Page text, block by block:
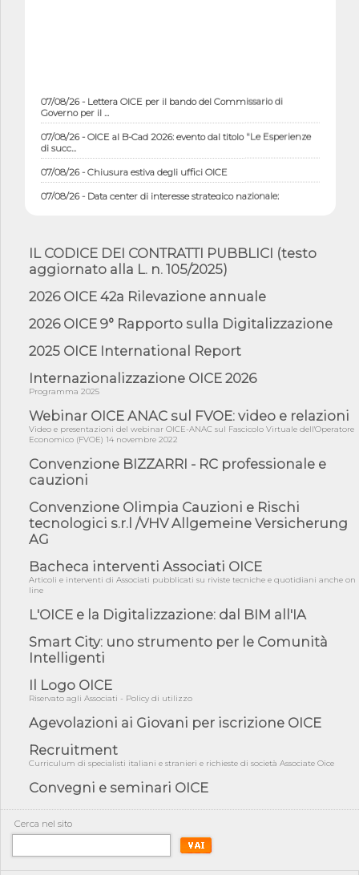
07/08/26 - Lettera OICE per il bando del Commissario di
Governo per il ...
07/08/26 - OICE al B-Cad 2026: evento dal titolo "Le Esperienze
di succ...
07/08/26 - Chiusura estiva degli uffici OICE
07/08/26 - Data center di interesse strategico nazionale;
interventi pe...
07/08/26 - Ponte sullo Stretto di Messina: deliberata la
sussistenza di...
07/08/26 - Tunnel Brennero, dal Cipess via libera al quinto lotto
06/08/26 - Istat, produzione industriale in calo dell'1% a giugno,
su a...
con ...
riqualificazione sism...
06/08/26 - CdM: approvato il d.lgs. di adeguamento all’AI Act in
06/08/26 - DDL delegazione europea in Cdm per recepimento
norme UE in m...
05/08/26 - DL Infrastrutture e PNRR è legge: approvata oggi la
fiducia...
05/08/26 - Focus OICE sul DDL di riforma della responsabilità
05/08/26 - Anac: pubblicata la Relazione illustrativa al Bando tipo
2 s...
05/08/26 - SAVE THE DATE: Assemblea Pubblica Confindustria
05/08/26 - Successo OICE per il bando della Città metropolitana
di Reg...
05/08/26 - Lettera OICE per il bando della Giunta Regionale della
Campa...
04/08/26 - DL PA: previste cancellazioni da elenchi professionisti
per ...
04/08/26 - International Sustainable Buildings Competition -
COP31, An...
04/08/26 - CdS, project financing: progetto di fattibilità da
04/08/26 - Rapporto Anac corruzione 2020-2026: procedimenti
penali per ...
IL CODICE DEI CONTRATTI PUBBLICI (testo
aggiornato alla L. n. 105/2025)
2026 OICE 42a Rilevazione annuale
2026 OICE 9° Rapporto sulla Digitalizzazione
2025 OICE International Report
Internazionalizzazione OICE 2026
Programma 2025
Webinar OICE ANAC sul FVOE: video e relazioni
Video e presentazioni del webinar OICE-ANAC sul Fascicolo Virtuale dell'Operatore
Economico (FVOE) 14 novembre 2022
Convenzione BIZZARRI - RC professionale e
cauzioni
Convenzione Olimpia Cauzioni e Rischi
tecnologici s.r.l /VHV Allgemeine Versicherung
AG
Bacheca interventi Associati OICE
Articoli e interventi di Associati pubblicati su riviste tecniche e quotidiani anche on
line
L'OICE e la Digitalizzazione: dal BIM all'IA
Smart City: uno strumento per le Comunità
Intelligenti
Il Logo OICE
Riservato agli Associati - Policy di utilizzo
Agevolazioni ai Giovani per iscrizione OICE
Recruitment
Curriculum di specialisti italiani e stranieri e richieste di società Associate Oice
Convegni e seminari OICE
Cerca nel sito